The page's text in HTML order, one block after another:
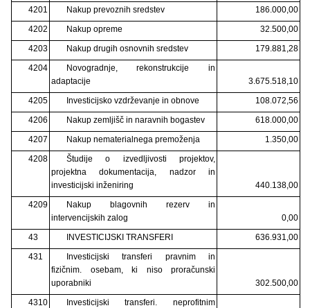
4201
Nakup prevoznih sredstev
186.000,00
4202
Nakup opreme
32.500,00
4203
Nakup drugih osnovnih sredstev
179.881,28
4204
Novogradnje, rekonstrukcije in
adaptacije
3.675.518,10
4205
Investicijsko vzdrževanje in obnove
108.072,56
4206
Nakup zemljišč in naravnih bogastev
618.000,00
4207
Nakup nematerialnega premoženja
1.350,00
4208
Študije o izvedljivosti projektov,
projektna dokumentacija, nadzor in
investicijski inženiring
440.138,00
4209
Nakup blagovnih rezerv in
intervencijskih zalog
0,00
43
INVESTICIJSKI TRANSFERI
636.931,00
431
Investicijski transferi pravnim in
fizičnim. osebam, ki niso proračunski
uporabniki
302.500,00
4310
Investicijski transferi. neprofitnim